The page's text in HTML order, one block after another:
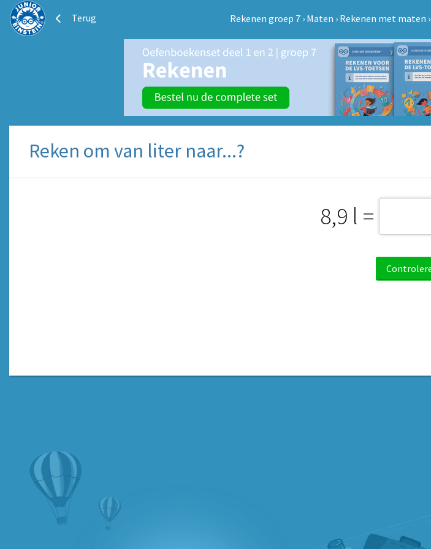
Terug Rekenen groep 7 › Maten › Rekenen met maten ›
Reken om van liter naar...?
8,9 l =